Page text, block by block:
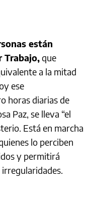
están
Trabajo,que
a la mitad
ese
horas diarias de
Paz, se lleva “el
Está en marcha
lo perciben
y permitirá